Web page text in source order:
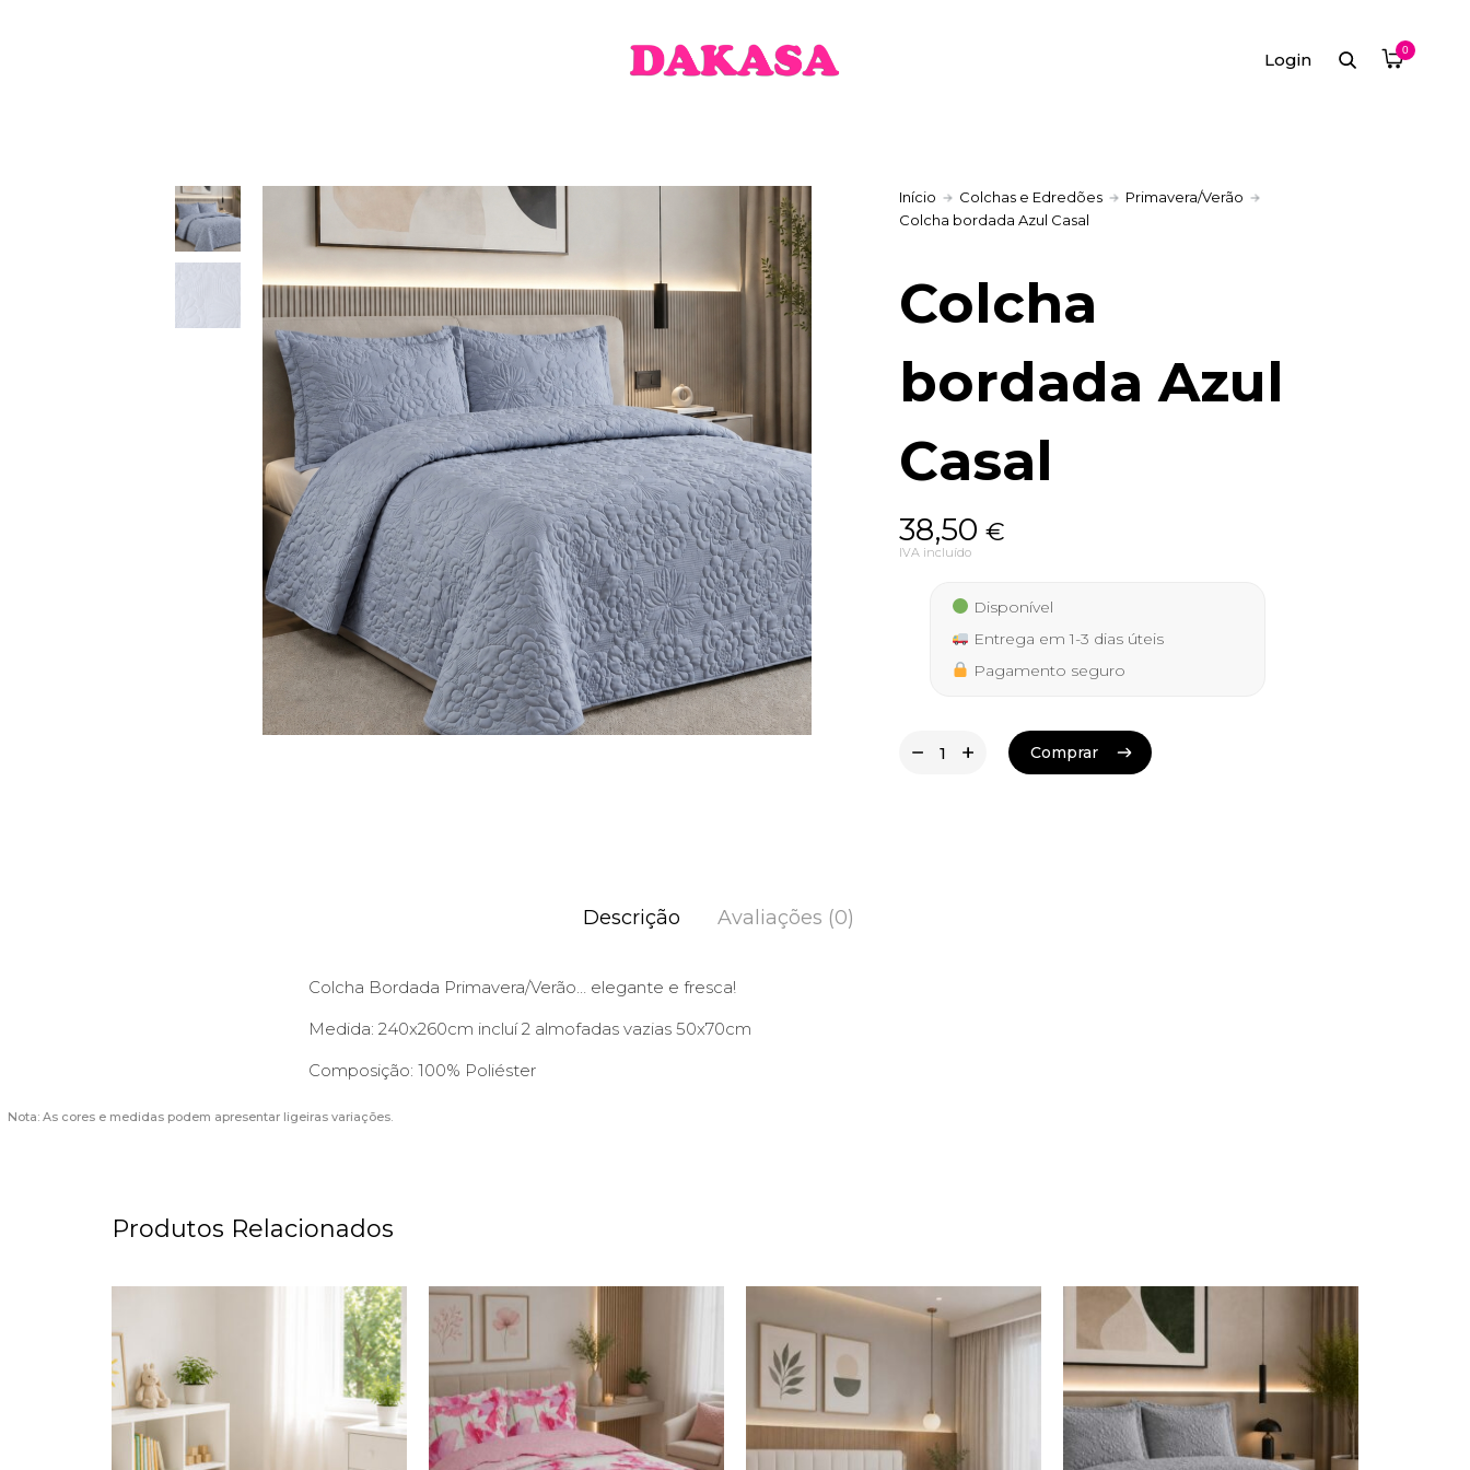
Login 0
Início Colchas e Edredões
Primavera/Verão
Colcha bordada Azul Casal
Colcha
bordada Azul
Casal
38,50€
IVA incluído
Disponível
Entrega em 1-3 dias úteis
Pagamento seguro
Comprar
Comprar
Descrição Avaliações (0)
Colcha Bordada Primavera/Verão… elegante e fresca!
Medida: 240x260cm incluí 2 almofadas vazias 50x70cm
Composição: 100% Poliéster
Nota: As cores e medidas podem apresentar ligeiras variações.
Produtos Relacionados